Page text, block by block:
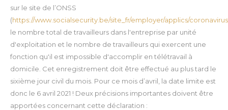
sur le site de l’ONSS
(https://www.socialsecurity.be/site_fr/employer/applics/
le nombre total de travailleurs dans l'entreprise par unité
d'exploitation et le nombre de travailleurs qui exercent une
fonction qu'il est impossible d'accomplir en télétravail à
domicile. Cet enregistrement doit être effectué au plus tard le
sixième jour civil du mois. Pour ce mois d’avril, la date limite est
donc le 6 avril 2021 ! Deux précisions importantes doivent être
apportées concernant cette déclaration :